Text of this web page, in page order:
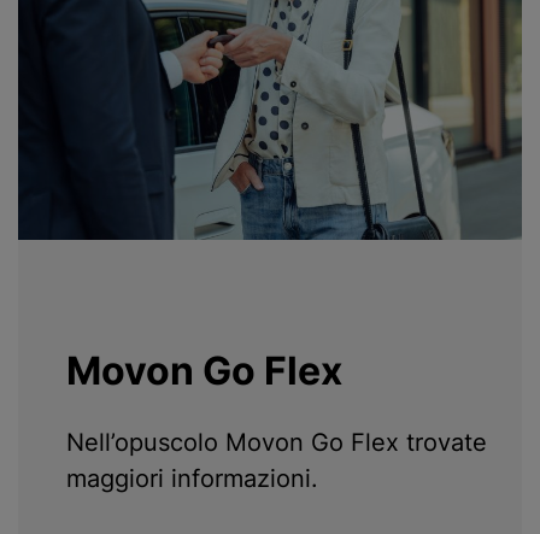
Movon Go Flex
Nell’opuscolo Movon Go Flex trovate
maggiori informazioni.